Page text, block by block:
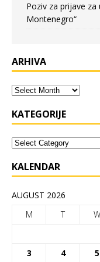
Poziv za prijave za
Montenegro“
ARHIVA
KATEGORIJE
KALENDAR
AUGUST 2026
M
T W
3
4 5